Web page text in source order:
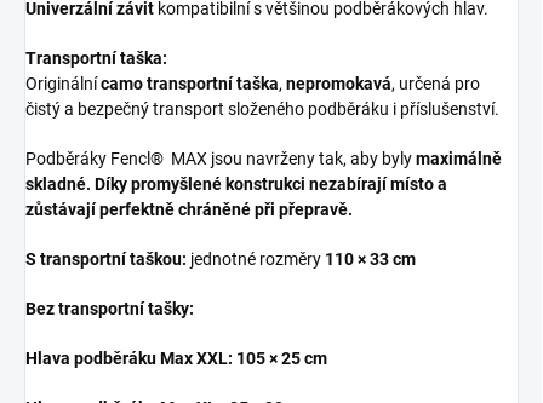
Univerzální závit kompatibilní s většinou podběrákových hlav.
Transportní taška:
Originálnícamo transportní taška, nepromokavá, určená pro
čistý a bezpečný transport složeného podběráku i příslušenství.
Podběráky Fencl® MAX jsou navrženy tak, aby bylymaximálně
skladné. Díky promyšlené konstrukci nezabírají místo a
zůstávají perfektně chráněné při přepravě.
S transportní taškou: jednotné rozměry 110 × 33 cm
Bez transportní tašky:
Hlava podběráku Max XXL: 105 × 25 cm